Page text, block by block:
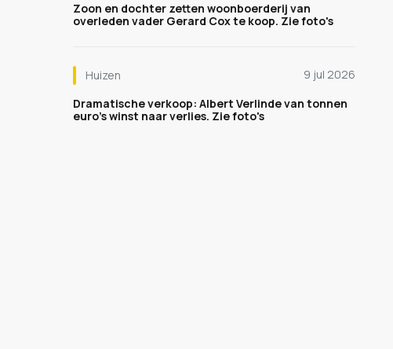
Zoon en dochter zetten woonboerderij van
overleden vader Gerard Cox te koop. Zie foto's
Huizen
9 jul 2026
Dramatische verkoop: Albert Verlinde van tonnen
euro's winst naar verlies. Zie foto's